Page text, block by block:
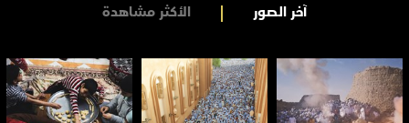
آخر الصور الأكثر مشاهدة